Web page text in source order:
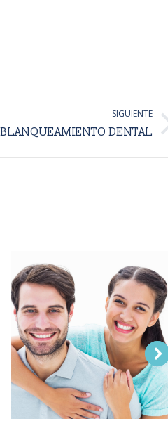
SIGUIENTE
BLANQUEAMIENTO DENTAL